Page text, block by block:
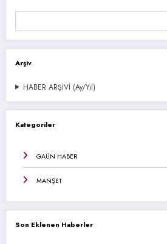
Arşiv
HABER ARŞİVİ (Ay/Yıl)
Kategoriler
GAÜN HABER
MANŞET
Son Eklenen Haberler